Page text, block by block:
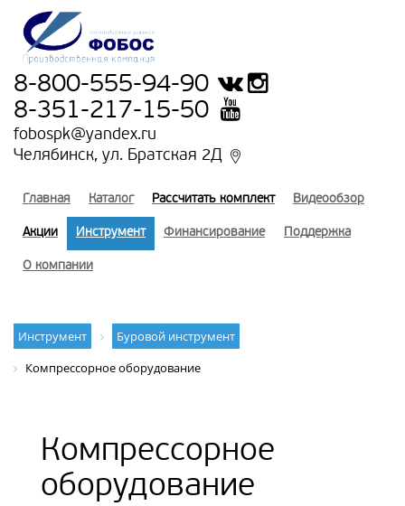
8-800-555-94-90
8-351-217-15-50
fobospk@yandex.ru
Челябинск, ул. Братская 2Д
Главная Каталог Рассчитать комплект Видеообзор
Акции Инструмент Финансирование Поддержка
О компании
Инструмент
Буровой инструмент
Компрессорное оборудование
Компрессорное
оборудование